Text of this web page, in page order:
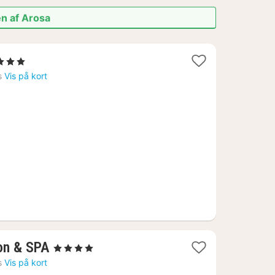
af Arosa
Vis på kort
& SPA 1
, 4 Stjerner
Vis på kort